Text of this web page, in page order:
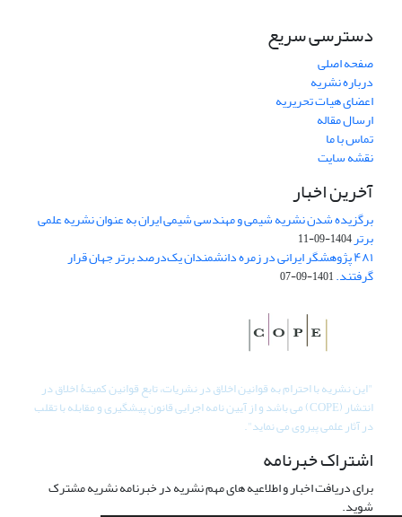
دسترسی سریع
صفحه اصلی
درباره نشریه
اعضای هیات تحریریه
ارسال مقاله
تماس با ما
نقشه سایت
آخرین اخبار
برگزیده شدن نشریه شیمی و مهندسی شیمی ایران به عنوان نشریه علمی
برتر1404-09-11
۴۸۱ پژوهشگر ایرانی در زمره دانشمندان یک‌درصد برتر جهان قرار
گرفتند.1401-09-07
"این نشریه با احترام به قوانین اخلاق در نشریات، تابع قوانین کمیتۀ اخلاق در
انتشار (COPE) می باشد و از آیین نامه اجرایی قانون پیشگیری و مقابله با تقلب
در آثار علمی پیروی می نماید".
اشتراک خبرنامه
برای دریافت اخبار و اطلاعیه های مهم نشریه در خبرنامه نشریه مشترک
شوید.